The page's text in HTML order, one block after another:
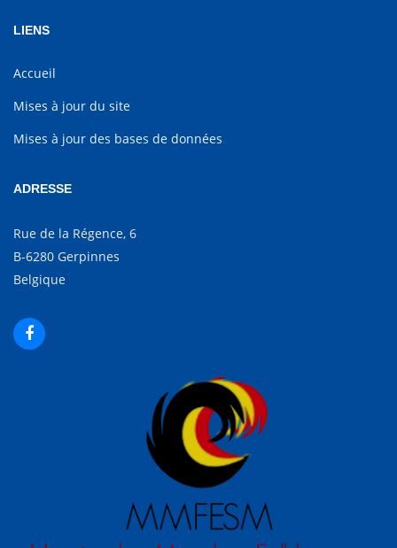
LIENS
Accueil
Mises à jour du site
Mises à jour des bases de données
ADRESSE
Rue de la Régence, 6
B-6280 Gerpinnes
Belgique